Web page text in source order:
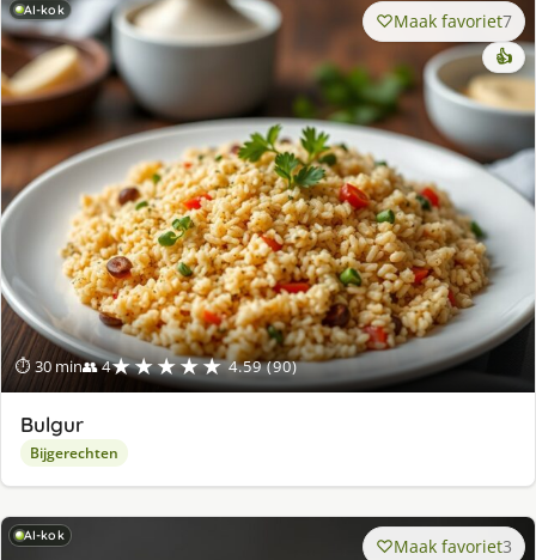
AI-kok
⏱ 30 min👥 4★★★★★ 4.59 (90)
Maak favoriet7
👍
Bulgur
Bijgerechten
AI-kok Maak favoriet3